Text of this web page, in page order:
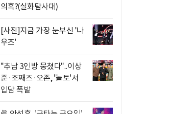
의혹?(실화탐사대)
[사진]지금 가장 눈부신 '나
우즈'
"추남 3인방 뭉쳤다"..이상
준·조째즈·오존, '놀토'서
입담 폭발